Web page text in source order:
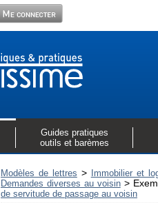
Guides pratiques
outils et barèmes
Modèles de lettres >
Immobilier et
Demandes diverses au voisin>
de servitude de passage au voisin